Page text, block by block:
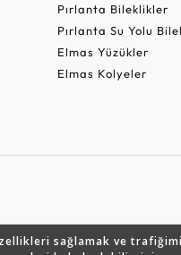
sağlamak ve
Pırlanta Bileklikler
Pırlanta Su Yolu
Elmas Yüzükler
Elmas Kolyeler
Copyright © 2026 Assos